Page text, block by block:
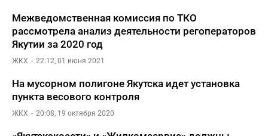
Межведомственная комиссия по ТКО
рассмотрела анализ деятельности регоператоров
Якутии за 2020 год
ЖКХ 22:12, 01 июня 2021
На мусорном полигоне Якутска идет установка
пункта весового контроля
ЖКХ 20:08, 19 октября 2020